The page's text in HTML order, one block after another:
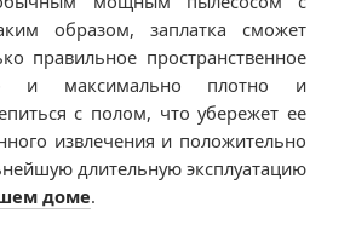
образом, заплатка сможет
правильное пространственное
и максимально плотно и
с полом, что убережет ее
извлечения и положительно
длительную эксплуатацию
доме.